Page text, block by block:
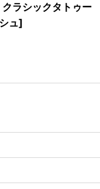
ラシックタトゥー
ュ]